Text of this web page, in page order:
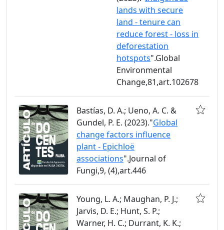
lands with secure
land - tenure can
reduce forest - loss in
deforestation
hotspots".Global
Environmental
Change,81,art.102678
Bastías, D. A.; Ueno, A. C. &
Gundel, P. E. (2023)."Global
change factors influence
plant - Epichloë
associations".Journal of
Fungi,9, (4),art.446
Young, L. A.; Maughan, P. J.;
Jarvis, D. E.; Hunt, S. P.;
Warner, H. C.; Durrant, K. K.;